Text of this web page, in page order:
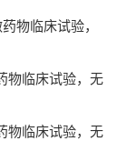
物临床试验，
物临床试验，无
物临床试验，无